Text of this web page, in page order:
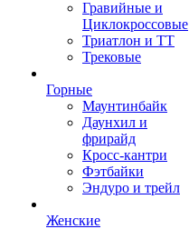
Гравийные и
Циклокроссовые
Триатлон и ТТ
Трековые
Горные
Маунтинбайк
Даунхил и
фрирайд
Кросс-кантри
Фэтбайки
Эндуро и трейл
Женские